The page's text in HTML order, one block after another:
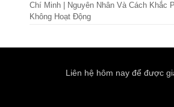
Chí Minh | Nguyên Nhân Và Cách Khắc
Không Hoạt Động
Liên hệ hôm nay để được